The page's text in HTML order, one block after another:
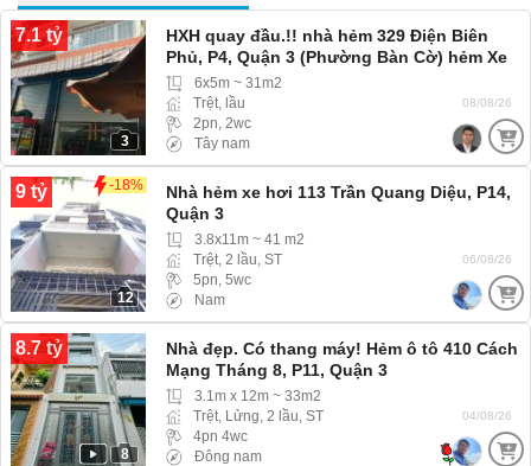
7.1 tỷ
3
HXH quay đầu.!! nhà hẻm 329 Điện Biên
Phủ, P4, Quận 3 (Phường Bàn Cờ) hẻm Xe
hơi, Xe tải ra vào thoải mái
6x5m ~ 31m2
Trệt, lầu
2pn, 2wc
Tây nam
08/08/26
9 tỷ -18%
12
Nhà hẻm xe hơi 113 Trần Quang Diệu, P14,
Quận 3
3.8x11m ~ 41 m2
Trệt, 2 lầu, ST
5pn, 5wc
Nam
06/08/26
8.7 tỷ
8
Nhà đẹp. Có thang máy! Hẻm ô tô 410 Cách
Mạng Tháng 8, P11, Quận 3
3.1m x 12m ~ 33m2
Trệt, Lửng, 2 lầu, ST
4pn 4wc
Đông nam
04/08/26